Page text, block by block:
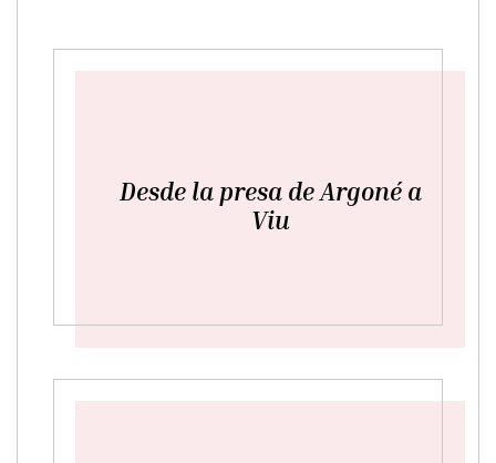
Desde la presa de Argoné a
Viu